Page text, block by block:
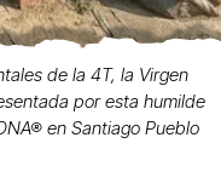
de la 4T, la Virgen
por esta humilde
en Santiago Pueblo